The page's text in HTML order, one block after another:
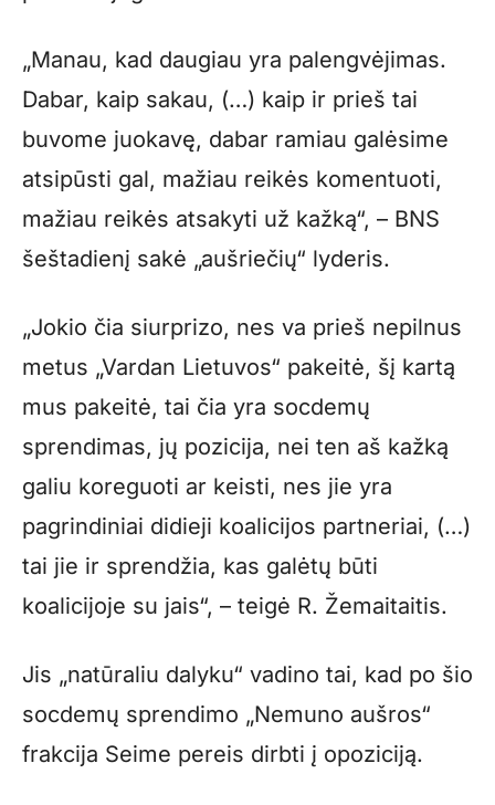
„Manau, kad daugiau yra palengvėjimas.
Dabar, kaip sakau, (…) kaip ir prieš tai
buvome juokavę, dabar ramiau galėsime
atsipūsti gal, mažiau reikės komentuoti,
mažiau reikės atsakyti už kažką“, – BNS
šeštadienį sakė „aušriečių“ lyderis.
„Jokio čia siurprizo, nes va prieš nepilnus
metus „Vardan Lietuvos“ pakeitė, šį kartą
mus pakeitė, tai čia yra socdemų
sprendimas, jų pozicija, nei ten aš kažką
galiu koreguoti ar keisti, nes jie yra
pagrindiniai didieji koalicijos partneriai, (…)
tai jie ir sprendžia, kas galėtų būti
koalicijoje su jais“, – teigė R. Žemaitaitis.
Jis „natūraliu dalyku“ vadino tai, kad po šio
socdemų sprendimo „Nemuno aušros“
frakcija Seime pereis dirbti į opoziciją.